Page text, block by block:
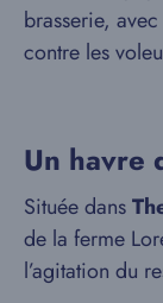
brasserie,
contre les
Un havre
Située dans
de la ferme
l’agitation du